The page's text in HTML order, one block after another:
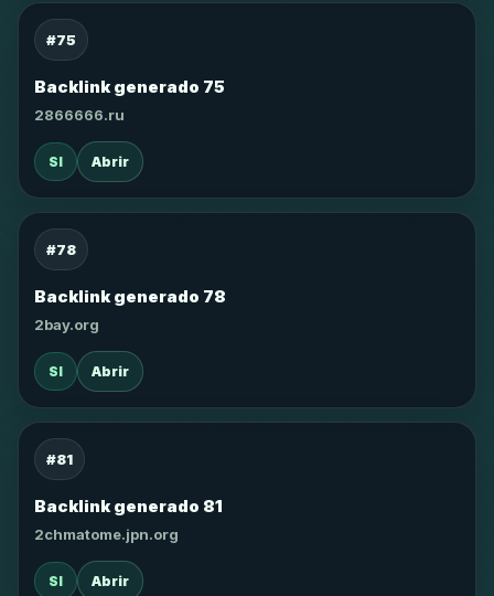
#75
Backlink generado 75
2866666.ru
SI Abrir
#78
Backlink generado 78
2bay.org
SI Abrir
#81
Backlink generado 81
2chmatome.jpn.org
SI Abrir